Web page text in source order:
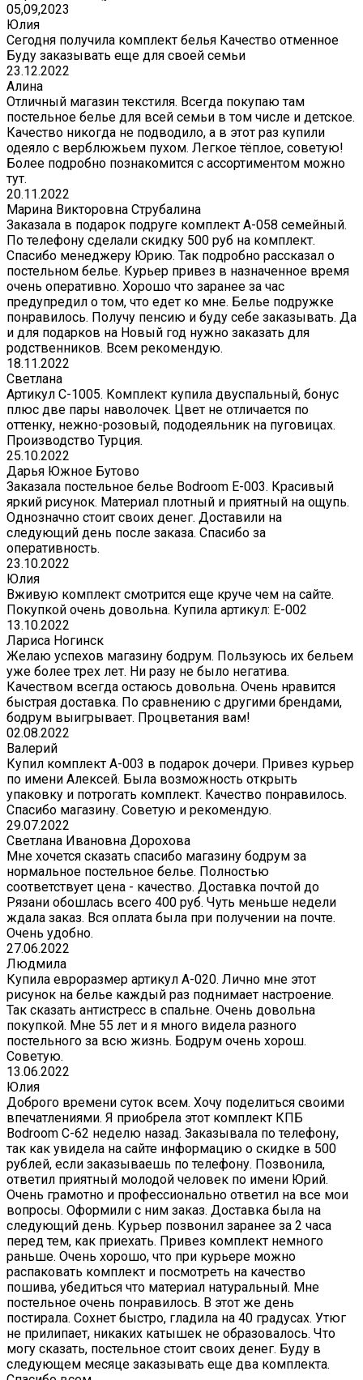
05,09,2023
Юлия
Сегодня получила комплект белья Качество отменное
Буду заказывать еще для своей семьи
23.12.2022
Алина
Отличный магазин текстиля. Всегда покупаю там
постельное белье для всей семьи в том числе и детское.
Качество никогда не подводило, а в этот раз купили
одеяло с верблюжьем пухом. Легкое тёплое, советую!
Более подробно познакомится с ассортиментом можно
тут.
20.11.2022
Марина Викторовна Струбалина
Заказала в подарок подруге комплект А-058 семейный.
По телефону сделали скидку 500 руб на комплект.
Спасибо менеджеру Юрию. Так подробно рассказал о
постельном белье. Курьер привез в назначенное время
очень оперативно. Хорошо что заранее за час
предупредил о том, что едет ко мне. Белье подружке
понравилось. Получу пенсию и буду себе заказывать. Да
и для подарков на Новый год нужно заказать для
родственников. Всем рекомендую.
18.11.2022
Светлана
Артикул С-1005. Комплект купила двуспальный, бонус
плюс две пары наволочек. Цвет не отличается по
оттенку, нежно-розовый, пододеяльник на пуговицах.
Производство Турция.
25.10.2022
Дарья Южное Бутово
Заказала постельное белье Bodroom E-003. Красивый
яркий рисунок. Материал плотный и приятный на ощупь.
Однозначно стоит своих денег. Доставили на
следующий день после заказа. Спасибо за
оперативность.
23.10.2022
Юлия
Вживую комплект смотрится еще круче чем на сайте.
Покупкой очень довольна. Купила артикул: E-002
13.10.2022
Лариса Ногинск
Желаю успехов магазину бодрум. Пользуюсь их бельем
уже более трех лет. Ни разу не было негатива.
Качеством всегда остаюсь довольна. Очень нравится
быстрая доставка. По сравнению с другими брендами,
бодрум выигрывает. Процветания вам!
02.08.2022
Валерий
Купил комплект A-003 в подарок дочери. Привез курьер
по имени Алексей. Была возможность открыть
упаковку и потрогать комплект. Качество понравилось.
Спасибо магазину. Советую и рекомендую.
29.07.2022
Светлана Ивановна Дорохова
Мне хочется сказать спасибо магазину бодрум за
нормальное постельное белье. Полностью
соответствует цена - качество. Доставка почтой до
Рязани обошлась всего 400 руб. Чуть меньше недели
ждала заказ. Вся оплата была при получении на почте.
Очень удобно.
27.06.2022
Людмила
Купила евроразмер артикул А-020. Лично мне этот
рисунок на белье каждый раз поднимает настроение.
Так сказать антистресс в спальне. Очень довольна
покупкой. Мне 55 лет и я много видела разного
постельного за всю жизнь. Бодрум очень хорош.
Советую.
13.06.2022
Юлия
Доброго времени суток всем. Хочу поделиться своими
впечатлениями. Я приобрела этот комплект КПБ
Bodroom C-62 неделю назад. Заказывала по телефону,
так как увидела на сайте информацию о скидке в 500
рублей, если заказываешь по телефону. Позвонила,
ответил приятный молодой человек по имени Юрий.
Очень грамотно и профессионально ответил на все мои
вопросы. Оформили с ним заказ. Доставка была на
следующий день. Курьер позвонил заранее за 2 часа
перед тем, как приехать. Привез комплект немного
раньше. Очень хорошо, что при курьере можно
распаковать комплект и посмотреть на качество
пошива, убедиться что материал натуральный. Мне
постельное очень понравилось. В этот же день
постирала. Сохнет быстро, гладила на 40 градусах. Утюг
не прилипает, никаких катышек не образовалось. Что
могу сказать, постельное стоит своих денег. Буду в
следующем месяце заказывать еще два комплекта.